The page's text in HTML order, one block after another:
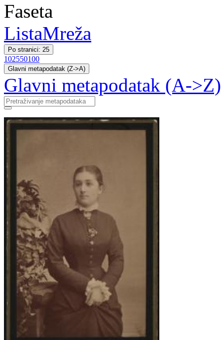
Faseta
ListaMreža
Po stranici: 25
102550100
Glavni metapodatak (Z->A)
Glavni metapodatak (A->Z)